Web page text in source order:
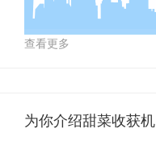
查看更多
为你介绍甜菜收获机